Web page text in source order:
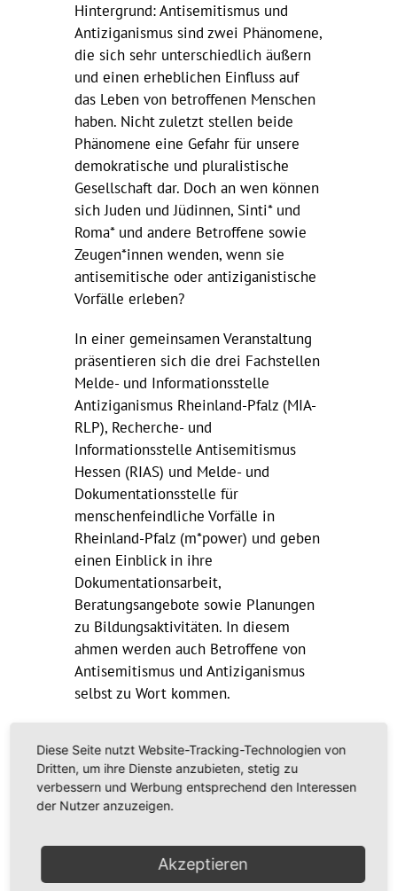
Hintergrund: Antisemitismus und
Antiziganismus sind zwei Phänomene,
die sich sehr unterschiedlich äußern
und einen erheblichen Einfluss auf
das Leben von betroffenen Menschen
haben. Nicht zuletzt stellen beide
Phänomene eine Gefahr für unsere
demokratische und pluralistische
Gesellschaft dar. Doch an wen können
sich Juden und Jüdinnen, Sinti* und
Roma* und andere Betroffene sowie
Zeugen*innen wenden, wenn sie
antisemitische oder antiziganistische
Vorfälle erleben?
In einer gemeinsamen Veranstaltung
präsentieren sich die drei Fachstellen
Melde- und Informationsstelle
Antiziganismus Rheinland-Pfalz (MIA-
RLP), Recherche- und
Informationsstelle Antisemitismus
Hessen (RIAS) und Melde- und
Dokumentationsstelle für
menschenfeindliche Vorfälle in
Rheinland-Pfalz (m*power) und geben
einen Einblick in ihre
Dokumentationsarbeit,
Beratungsangebote sowie Planungen
zu Bildungsaktivitäten. In diesem
ahmen werden auch Betroffene von
Antisemitismus und Antiziganismus
selbst zu Wort kommen.
Demokratie und Akzeptanz,
Flachsmarktstraße 36, 55116 Mainz
Anmeldung erforderlich unter
Nähere Informationen >>https://vdsr-
Diese Seite nutzt Website-Tracking-Technologien von
Dritten, um ihre Dienste anzubieten, stetig zu
verbessern und Werbung entsprechend den Interessen
der Nutzer anzuzeigen.
Akzeptieren